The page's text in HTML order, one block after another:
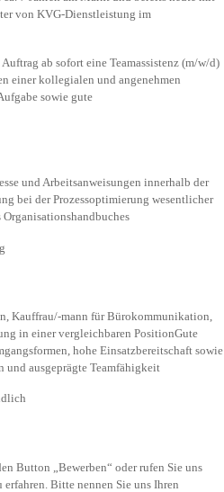
von KVG-Dienstleistung im
ab sofort eine Teamassistenz (m/w/d)
einer kollegialen und angenehmen
sowie gute
und Arbeitsanweisungen innerhalb der
bei der Prozessoptimierung wesentlicher
Kauffrau/-mann für Bürokommunikation,
in einer vergleichbaren PositionGute
hohe Einsatzbereitschaft sowie
und ausgeprägte Teamfähigkeit
Button „Bewerben“ oder rufen Sie uns
Bitte nennen Sie uns Ihren